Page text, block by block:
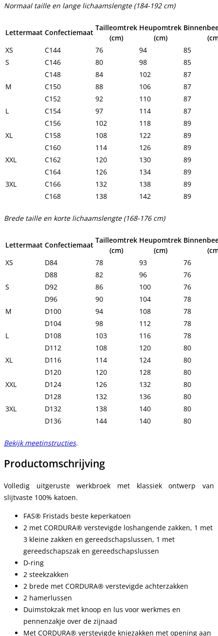
Normaal taille en lange lichaamslengte (184-192 cm)
Lettermaat Confectiemaat
Tailleomtrek
(cm)
Heupomtrek
(cm)
XS
C144 76 94
85
S
C146 80 98
85
C148
84 102
87
M
C150 88 106
87
C152
92 110
87
L
C154 97 114
87
C156
102 118
89
XL
C158 108 122
89
C160
114 126
89
XXL
C162 120 130
89
C164
126 134
89
3XL
C166 132 138
89
C168
138 142 89
Brede taille en korte lichaamslengte (168-176 cm)
Lettermaat Confectiemaat
Tailleomtrek
(cm)
Heupomtrek
(cm)
XS
D84 78 93
76
D88
82 96
76
S
D92 86 100
76
D96
90 104
78
M
D100 94 108
78
D104
98 112
78
L
D108 103 116
78
D112
108 120
80
XL
D116 114 124
80
D120
120 128
80
XXL
D124 126 132
80
D128
132 136
80
3XL
D132 138 140
80
D136
144 140 80
Bekijk meetinstructies.
Productomschrijving
Volledig uitgeruste werkbroek met klassiek ontwerp van
slijtvaste 100% katoen.
FAS® Fristads beste keperkatoen
2 met CORDURA® verstevigde loshangende zakken, 1 met
3 kleine zakken en gereedschapslussen, 1 met
gereedschapszak en gereedschapslussen
D-ring
2 steekzakken
2 brede met CORDURA® verstevigde achterzakken
2 hamerlussen
Duimstokzak met knoop en lus voor werkmes en
pennenzakje over de zijnaad
Met CORDURA® verstevigde kniezakken met opening aan